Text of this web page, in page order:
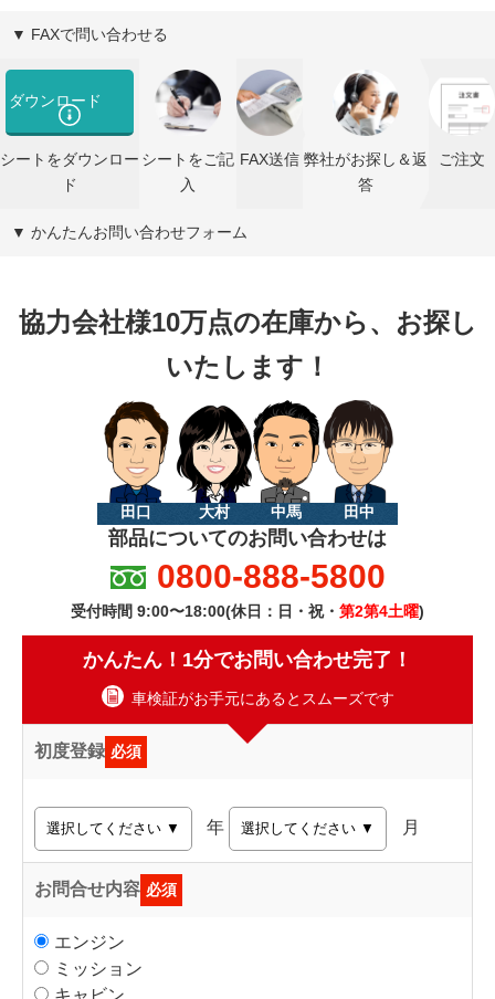
▼ FAXで問い合わせる
ダウンロード
シートをダウンロー
ド
シートをご記
入
FAX送信 弊社がお探し＆返
答
ご注文
▼ かんたんお問い合わせフォーム
協力会社様10万点の在庫から、お探し
いたします！
田口 大村 中馬 田中
部品についてのお問い合わせは
0800-888-5800
受付時間 9:00〜18:00(休日：日・祝・ 第2第4土曜)
かんたん！1分でお問い合わせ完了！
車検証がお手元にあるとスムーズです
初度登録 必須
年 月
お問合せ内容 必須
エンジン
ミッション
キャビン